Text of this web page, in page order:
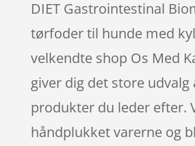
DIET Gastrointestinal
tørfoder til hunde med
velkendte shop Os Med
giver dig det store udvalg
produkter du leder efter.
håndplukket varerne og